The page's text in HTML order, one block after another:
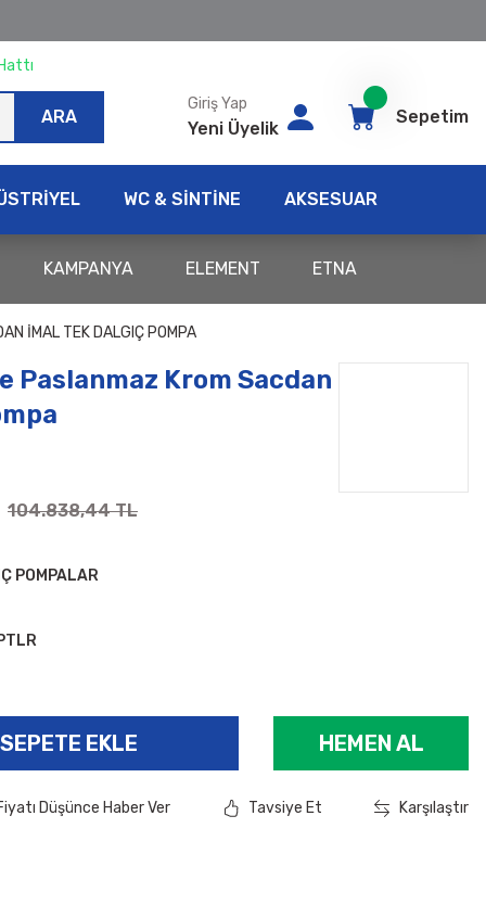
ARA
Giriş Yap
Yeni Üyelik
Sepetim
WC & SİNTİNE AKSESUAR
KAMPANYA ELEMENT ETNA
İMAL TEK DALGIÇ POMPA
Paslanmaz Krom Sacdan
104.838,44 TL
POMPALAR
SEPETE EKLE HEMEN AL
Düşünce Haber Ver Tavsiye Et Karşılaştır